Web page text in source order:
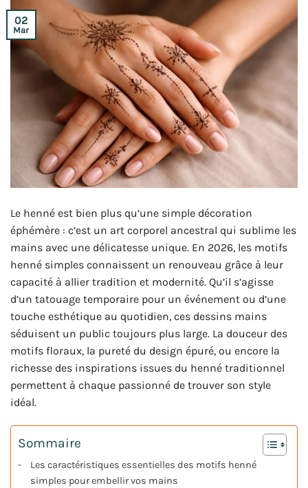
02
Mar
Le henné est bien plus qu’une simple décoration
éphémère : c’est un art corporel ancestral qui sublime les
mains avec une délicatesse unique. En 2026, les motifs
henné simples connaissent un renouveau grâce à leur
capacité à allier tradition et modernité. Qu’il s’agisse
d’un tatouage temporaire pour un événement ou d’une
touche esthétique au quotidien, ces dessins mains
séduisent un public toujours plus large. La douceur des
motifs floraux, la pureté du design épuré, ou encore la
richesse des inspirations issues du henné traditionnel
permettent à chaque passionné de trouver son style
idéal.
Sommaire
Les caractéristiques essentielles des motifs henné
simples pour embellir vos mains